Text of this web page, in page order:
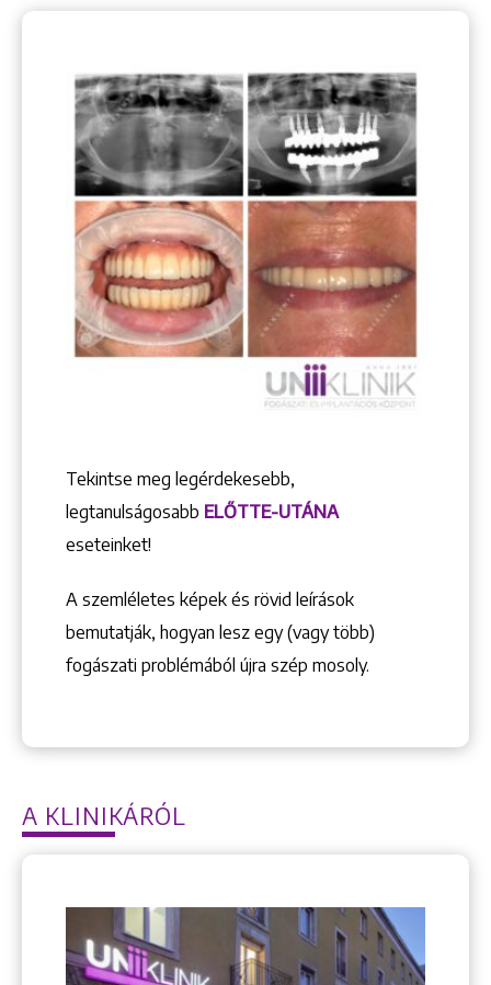
Tekintse meg legérdekesebb,
legtanulságosabb ELŐTTE-UTÁNA
eseteinket!
A szemléletes képek és rövid leírások
bemutatják, hogyan lesz egy (vagy több)
fogászati problémából újra szép mosoly.
A KLINIKÁRÓL